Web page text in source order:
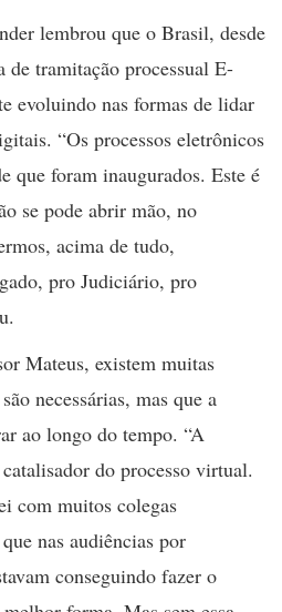
lembrou que o Brasil, desde
de tramitação processual E-
evoluindo nas formas de lidar
“Os processos eletrônicos
que foram inaugurados. Este é
se pode abrir mão, no
acima de tudo,
pro Judiciário, pro
Mateus, existem muitas
necessárias, mas que a
ao longo do tempo. “A
do processo virtual.
com muitos colegas
nas audiências por
conseguindo fazer o